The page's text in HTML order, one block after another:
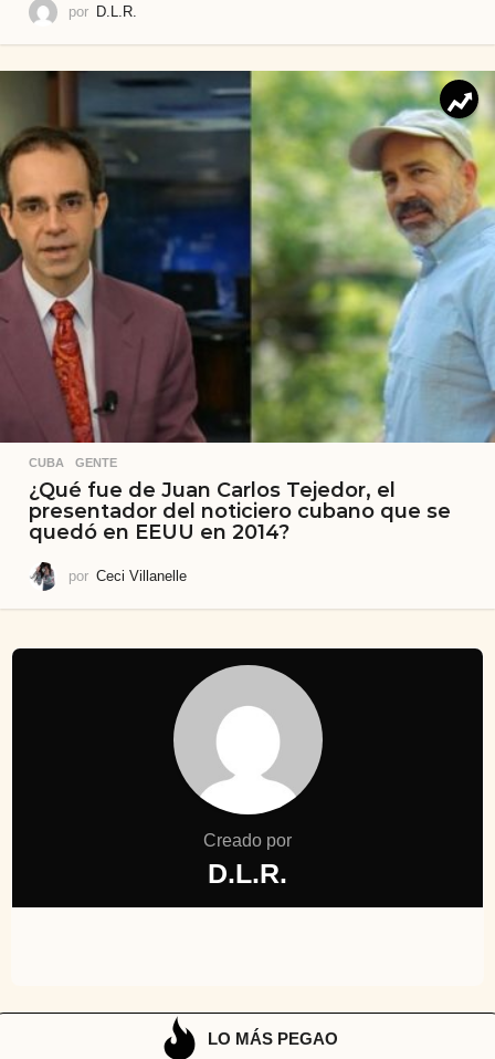
por D.L.R.
CUBA ,GENTE
¿Qué fue de Juan Carlos Tejedor, el
presentador del noticiero cubano que se
quedó en EEUU en 2014?
por Ceci Villanelle
Creado por
D.L.R.
LO MÁS PEGAO